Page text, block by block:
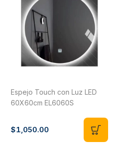
Espejo Touch con Luz LED
60X60cm EL6060S
$1,050.00